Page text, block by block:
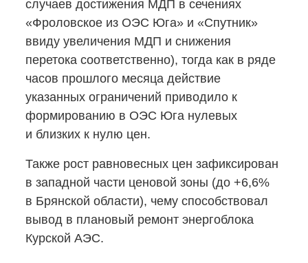
случаев достижения МДП в сечениях
«Фроловское из ОЭС Юга» и «Спутник»
ввиду увеличения МДП и снижения
перетока соответственно), тогда как в ряде
часов прошлого месяца действие
указанных ограничений приводило к
формированию в ОЭС Юга нулевых
и близких к нулю цен.
Также рост равновесных цен зафиксирован
в западной части ценовой зоны (до +6,6%
в Брянской области), чему способствовал
вывод в плановый ремонт энергоблока
Курской АЭС.